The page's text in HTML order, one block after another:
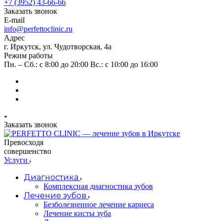
+7 (3952) 43-66-66
Заказать звонок
E-mail
info@perfettoclinic.ru
Адрес
г. Иркутск, ул. Чудотворская, 4а
Режим работы
Пн. – Сб.: с 8:00 до 20:00 Вс.: с 10:00 до 16:00
Заказать звонок
Превосходя
совершенство
Услуги
Диагностика
Комплексная диагностика зубов
Лечение зубов
Безболезненное лечение кариеса
Лечение кисты зуба